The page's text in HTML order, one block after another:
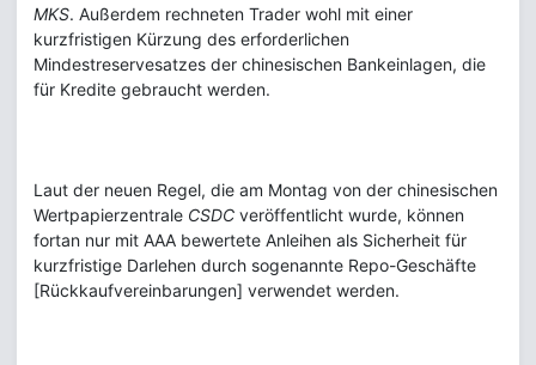
MKS. Außerdem rechneten Trader wohl mit einer
kurzfristigen Kürzung des erforderlichen
Mindestreservesatzes der chinesischen Bankeinlagen, die
für Kredite gebraucht werden.
Laut der neuen Regel, die am Montag von der chinesischen
Wertpapierzentrale CSDC veröffentlicht wurde, können
fortan nur mit AAA bewertete Anleihen als Sicherheit für
kurzfristige Darlehen durch sogenannte Repo-Geschäfte
[Rückkaufvereinbarungen] verwendet werden.